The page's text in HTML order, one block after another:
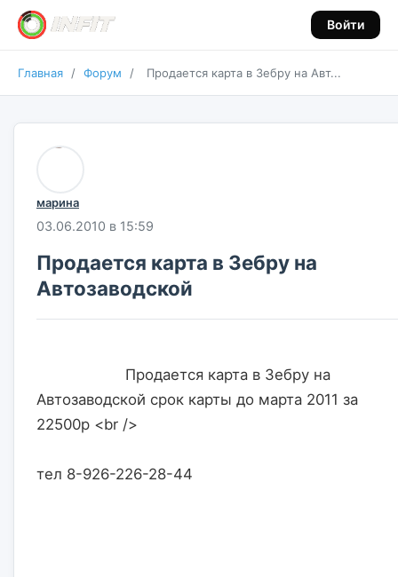
Войти
Главная / Форум / Продается карта в Зебру на Авт...
марина
03.06.2010 в 15:59
Продается карта в Зебру на
Автозаводской
Автозаводской срок карты до марта 2011 за
22500р <br />
тел 8-926-226-28-44